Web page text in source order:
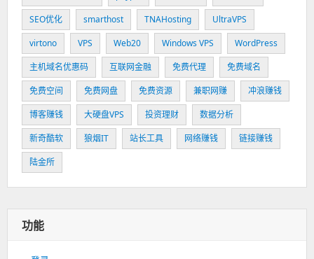
SEO优化
smarthost TNAHosting
UltraVPS
virtono
VPS Web20 Windows VPS
WordPress
主机域名优惠码
互联网金融 免费代理
免费域名
免费空间
免费网盘 免费资源 兼职网赚
冲浪赚钱
博客赚钱
大硬盘VPS 投资理财
数据分析
新奇酷软
狼烟IT 站长工具 网络赚钱
链接赚钱
陆金所
功能